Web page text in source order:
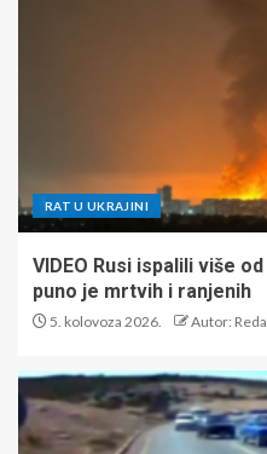
RAT U UKRAJINI
VIDEO Rusi ispalili više
puno je mrtvih i ranjenih
5. kolovoza 2026. Autor: